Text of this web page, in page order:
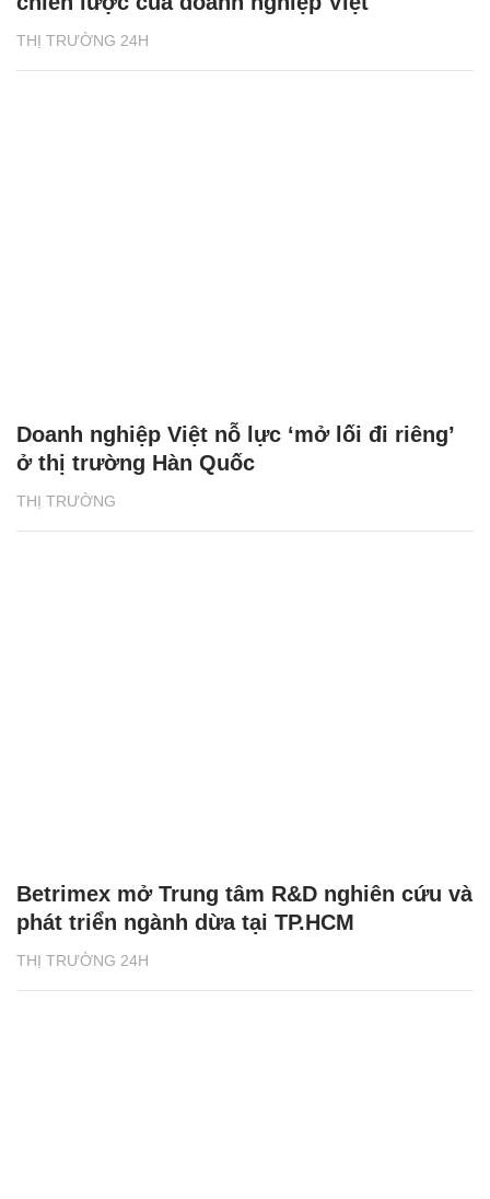
THỊ TRƯỜNG 24H
THỊ TRƯỜNG
Doanh nghiệp Việt nỗ lực ‘mở lối đi riêng’
ở thị trường Hàn Quốc
THỊ TRƯỜNG 24H
Betrimex mở Trung tâm R&D nghiên cứu và
phát triển ngành dừa tại TP.HCM